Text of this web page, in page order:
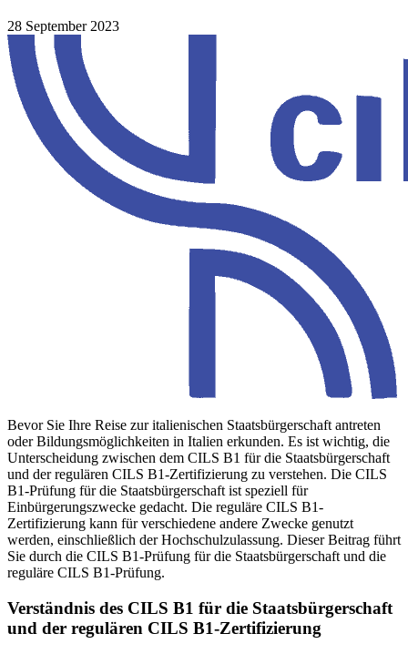
28 September 2023
Bevor Sie Ihre Reise zur italienischen Staatsbürgerschaft antreten
oder Bildungs­möglichkeiten in Italien erkunden. Es ist wichtig, die
Unterscheidung zwischen dem CILS B1 für die Staatsbürgerschaft
und der regulären CILS B1-Zertifizierung zu verstehen. Die CILS
B1-Prüfung für die Staatsbürgerschaft ist speziell für
Einbürgerungszwecke gedacht. Die reguläre CILS B1-
Zertifizierung kann für verschiedene andere Zwecke genutzt
werden, einschließlich der Hochschulzulassung. Dieser Beitrag führt
Sie durch die CILS B1-Prüfung für die Staatsbürgerschaft und die
reguläre CILS B1-Prüfung.
Verständnis des CILS B1 für die Staatsbürgerschaft
und der regulären CILS B1-Zertifizierung